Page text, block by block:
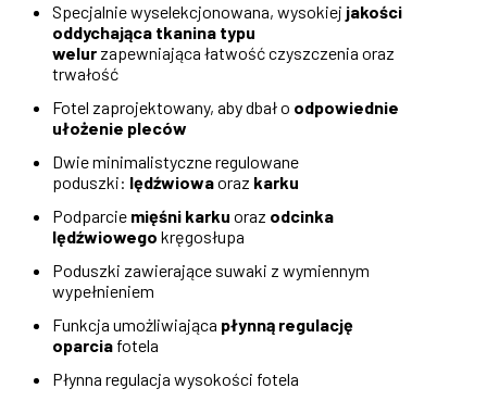
Specjalnie wyselekcjonowana, wysokiej jakości
oddychająca tkanina typu
welur zapewniająca łatwość czyszczenia oraz
trwałość
Fotel zaprojektowany, aby dbał o odpowiednie
ułożenie pleców
Dwie minimalistyczne regulowane
poduszki: lędźwiowaoraz karku
Podparcie mięśni karku oraz odcinka
lędźwiowego kręgosłupa
Poduszki zawierające suwaki z wymiennym
wypełnieniem
Funkcja umożliwiająca płynną regulację
oparcia fotela
Płynna regulacja wysokości fotela